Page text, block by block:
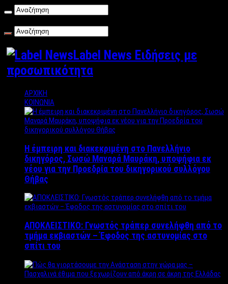
Label News Ειδήσεις με
προσωπικότητα
ΑΡΧΙΚΗ
ΚΟΙΝΩΝΙΑ
Η έμπειρη και διακεκριμένη στο Πανελλήνιο
δικηγόρος, Σωσώ Μαναρά Μαυράκη, υποψήφια εκ
νέου για την Προεδρία του δικηγορικού συλλόγου
Θήβας
ΑΠΟΚΛΕΙΣΤΙΚΟ: Γνωστός τράπερ συνελήφθη από το
τμήμα εκβιαστών – Έφοδος της αστυνομίας στο
σπίτι του